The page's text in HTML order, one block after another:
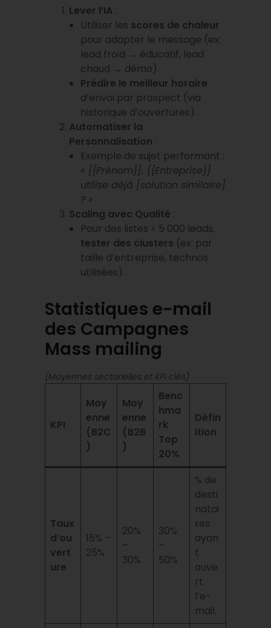
Lever l’IA :
Utiliser les scores de chaleur
pour adapter le message (ex:
lead froid → éducatif, lead
chaud → démo).
Prédire le meilleur horaire
d’envoi par prospect (via
historique d’ouvertures).
Automatiser la
Personnalisation :
Exemple de sujet performant :
« {{Prénom}}, {{Entreprise}}
utilise déjà [solution similaire]
? »
Scaling avec Qualité :
Pour des listes > 5 000 leads,
tester des clusters (ex: par
taille d’entreprise, technos
utilisées).
Statistiques e-mail
des Campagnes
Mass mailing
(Moyennes sectorielles et KPI clés)
KPI
Moy
enne
(B2C
)
Moy
enne
(B2B
)
Benc
hma
rk
Top
20%
Défin
ition
Taux
d’ou
vert
ure
15% –
25%
20%
–
30%
30%
–
50%
% de
desti
natai
res
ayan
t
ouve
rt
l’e-
mail.